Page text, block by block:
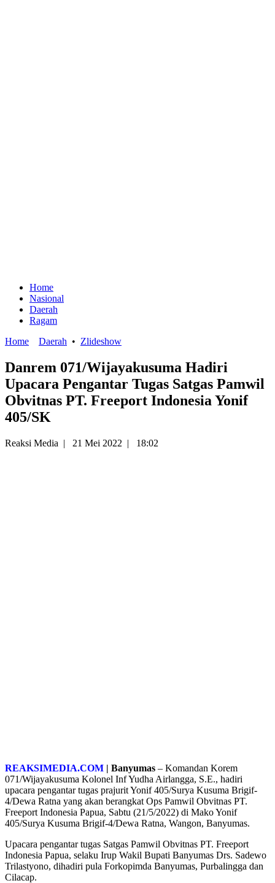
Home
Nasional
Daerah
Ragam
Home
Daerah • Zlideshow
Danrem 071/Wijayakusuma Hadiri
Upacara Pengantar Tugas Satgas Pamwil
Obvitnas PT. Freeport Indonesia Yonif
405/SK
Reaksi Media | 21 Mei 2022 | 18:02
REAKSIMEDIA.COM | Banyumas – Komandan Korem
071/Wijayakusuma Kolonel Inf Yudha Airlangga, S.E., hadiri
upacara pengantar tugas prajurit Yonif 405/Surya Kusuma Brigif-
4/Dewa Ratna yang akan berangkat Ops Pamwil Obvitnas PT.
Freeport Indonesia Papua, Sabtu (21/5/2022) di Mako Yonif
405/Surya Kusuma Brigif-4/Dewa Ratna, Wangon, Banyumas.
Upacara pengantar tugas Satgas Pamwil Obvitnas PT. Freeport
Indonesia Papua, selaku Irup Wakil Bupati Banyumas Drs. Sadewo
Trilastyono, dihadiri pula Forkopimda Banyumas, Purbalingga dan
Cilacap.